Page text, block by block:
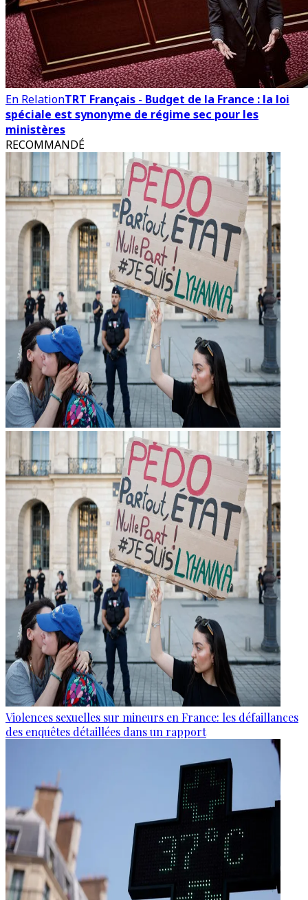
En RelationTRT Français - Budget de la France : la loi
spéciale est synonyme de régime sec pour les
ministères
RECOMMANDÉ
Violences sexuelles sur mineurs en France: les défaillances
des enquêtes détaillées dans un rapport